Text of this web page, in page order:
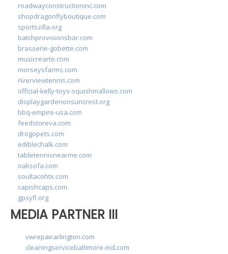
roadwayconstructioninc.com
shopdragonflyboutique.com
sportszilla.org
batchprovisionsbar.com
brasserie-gobette.com
musicrearte.com
morseysfarms.com
riverviewtennis.com
official-kelly-toys-squishmallows.com
displaygardenonsuncrest.org
bbq-empire-usa.com
feedstoreva.com
drogopets.com
ediblechalk.com
tabletennisnearme.com
oaksofa.com
soultacohtx.com
capishcaps.com
gpsyfl.org
MEDIA PARTNER III
vwrepairarlington.com
cleaningservicebaltimore-md.com